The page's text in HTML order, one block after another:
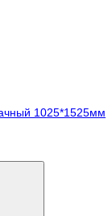
1025*1525мм